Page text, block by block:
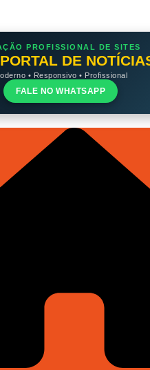
PROFISSIONAL DE SITES
PORTAL DE
• Responsivo • Profissional
FALE NO WHATSAPP